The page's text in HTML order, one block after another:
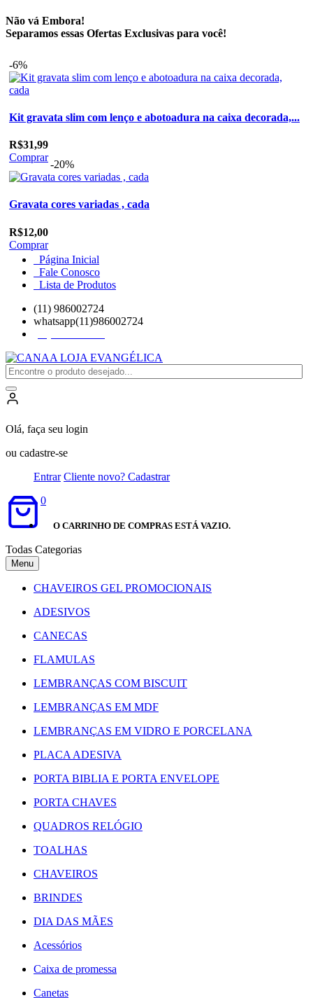
Não vá Embora!
Separamos essas Ofertas Exclusivas para você!
-6%
Kit gravata slim com lenço e abotoadura na caixa decorada,...
R$31,99
Comprar
-20%
Gravata cores variadas , cada
R$12,00
Comprar
Página Inicial
Fale Conosco
Lista de Produtos
(11) 986002724
whatsapp(11)986002724
Olá, faça seu login
ou cadastre-se
Entrar Cliente novo? Cadastrar
0
O CARRINHO DE COMPRAS ESTÁ VAZIO.
Todas Categorias
Menu
CHAVEIROS GEL PROMOCIONAIS
ADESIVOS
CANECAS
FLAMULAS
LEMBRANÇAS COM BISCUIT
LEMBRANÇAS EM MDF
LEMBRANÇAS EM VIDRO E PORCELANA
PLACA ADESIVA
PORTA BIBLIA E PORTA ENVELOPE
PORTA CHAVES
QUADROS RELÓGIO
TOALHAS
CHAVEIROS
BRINDES
DIA DAS MÃES
Acessórios
Caixa de promessa
Canetas